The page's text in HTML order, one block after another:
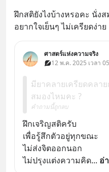
ฝึกสติยังไงบ้างหรอคะ นั่ง
อยากใจเย็นๆ ไม่เครียดง่าย
ศาสตร์แห่งความจริง
12 พ.ค. 2025 เวลา
มียาคลายเครียดคลา
สมองไหมคะ ?
คำถามนี้ถูกลบ
ฝึกเจริญสติครับ
เพื่อรู้สึกตัวอยู่ทุกขณะ
ไม่ส่งจิตออกนอก
ไม่ปรุงแต่งความคิด... อ่